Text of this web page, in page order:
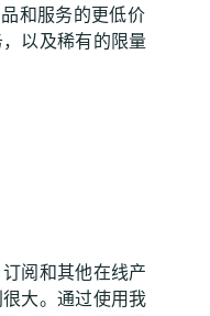
和服务的更低价
以及稀有的限量
阅和其他在线产
大。通过使用我